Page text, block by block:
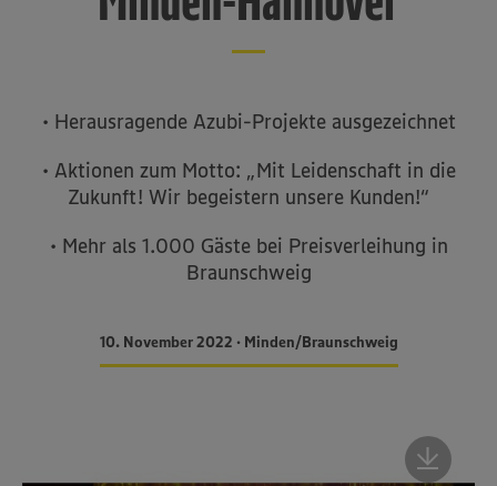
• Herausragende Azubi-Projekte ausgezeichnet
• Aktionen zum Motto: „Mit Leidenschaft in die
Zukunft! Wir begeistern unsere Kunden!“
• Mehr als 1.000 Gäste bei Preisverleihung in
Braunschweig
10. November 2022 • Minden/Braunschweig